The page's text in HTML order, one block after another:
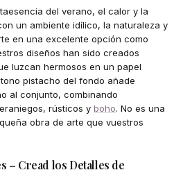
del verano, el calor y la
un ambiente idílico, la naturaleza y
en una excelente opción como
diseños han sido creados
luzcan hermosos en un papel
pistacho del fondo añade
al conjunto, combinando
rústicos y boho. No es una
obra de arte que vuestros
– Cread los Detalles de